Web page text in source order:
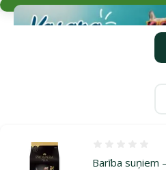
Produkti kategorijā Sausā barība
Barība suņiem –